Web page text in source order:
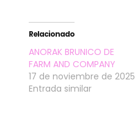
Relacionado
ANORAK BRUNICO DE
FARM AND COMPANY
17 de noviembre de 2025
Entrada similar